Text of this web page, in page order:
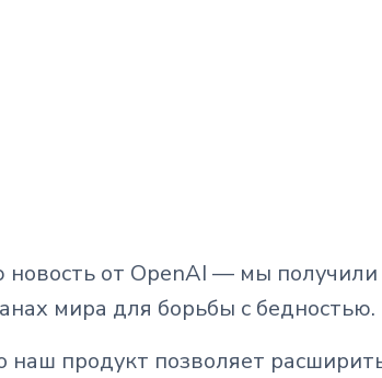
от OpenAI — мы
мира для борьбы с бедностью.
наш продукт позволяет